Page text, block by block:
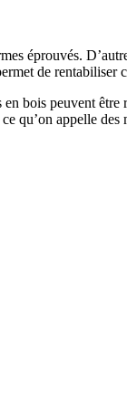
éprouvés.
de rentabiliser
bois peuvent être
qu’on appelle